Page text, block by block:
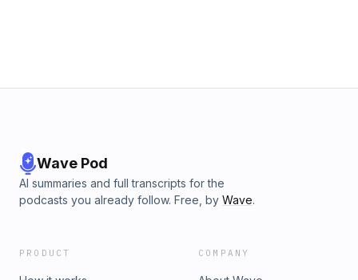
Wave Pod
AI summaries and full transcripts for the
podcasts you already follow. Free, by Wave.
PRODUCT COMPANY